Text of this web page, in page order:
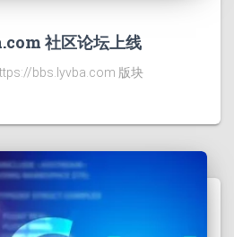
社区论坛上线
bbs.lyvba.com 版块